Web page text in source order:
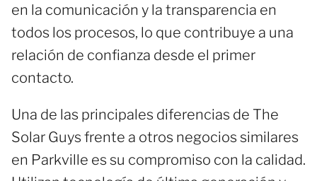
en la comunicación y la transparencia en
todos los procesos, lo que contribuye a una
relación de confianza desde el primer
contacto.
Una de las principales diferencias de The
Solar Guys frente a otros negocios similares
en Parkville es su compromiso con la calidad.